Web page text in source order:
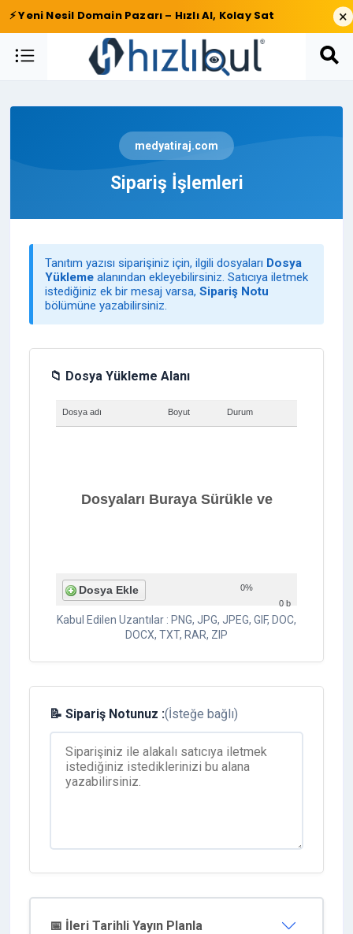
⚡ Yeni Nesil Domain Pazarı – Hızlı Al, Kolay Sat ×
medyatiraj.com
Sipariş İşlemleri
Tanıtım yazısı siparişiniz için, ilgili dosyaları Dosya
Yükleme alanından ekleyebilirsiniz. Satıcıya iletmek
istediğiniz ek bir mesaj varsa, Sipariş Notu
bölümüne yazabilirsiniz.
📁 Dosya Yükleme Alanı
Dosya adı Durum
Boyut
Dosyaları Buraya Sürükle ve
Bırak
Dosya Ekle
0%
0 b
Kabul Edilen Uzantılar : PNG, JPG, JPEG, GIF, DOC,
DOCX, TXT, RAR, ZIP
📝 Sipariş Notunuz :(İsteğe bağlı)
📅 İleri Tarihli Yayın Planla